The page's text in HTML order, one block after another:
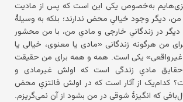
به‌خصوص یکی این است که پس از مادیت
دیگر وجود خیالیِ محض ندارند؛ بلکه به وسیلهٔ
در زندگانیِ خارجی و مادیِ من، با من محشور
من هرگونه زندگانی «مادی یا معنوی، خیالی یا
غیرواقعی» یکی است. همه و همه برای من حقیقت
حقایق مادیِ زندگی است که اولش غیرمادی و
کدام‌یک از آثار است که در اولش فانتزیِ محض
که انگیزهٔ شوقی در من بشود از آن نمی‌گریزم.